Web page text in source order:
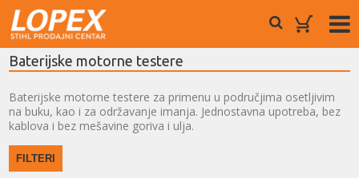
Baterijske motorne testere
Baterijske motorne testere za primenu u područjima osetljivim
na buku, kao i za održavanje imanja. Jednostavna upotreba, bez
kablova i bez mešavine goriva i ulja.
FILTERI